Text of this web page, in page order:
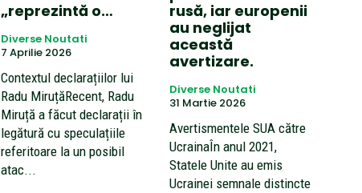
„reprezintă o…
Diverse Noutati
7 Aprilie 2026
Contextul declarațiilor lui
Radu MiruțăRecent, Radu
Miruță a făcut declarații în
legătură cu speculațiile
referitoare la un posibil
atac...
rusă, iar europenii
au neglijat
această
avertizare.
Diverse Noutati
31 Martie 2026
Avertismentele SUA către
UcrainaÎn anul 2021,
Statele Unite au emis
Ucrainei semnale distincte